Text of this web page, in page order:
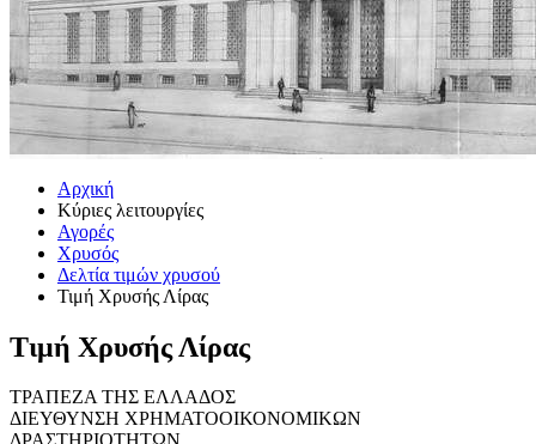
Αρχική
Κύριες λειτουργίες
Αγορές
Χρυσός
Δελτία τιμών χρυσού
Τιμή Χρυσής Λίρας
Τιμή Χρυσής Λίρας
ΤΡΑΠΕΖΑ ΤΗΣ ΕΛΛΑΔΟΣ
ΔΙΕΥΘΥΝΣΗ ΧΡΗΜΑΤΟΟΙΚΟΝΟΜΙΚΩΝ